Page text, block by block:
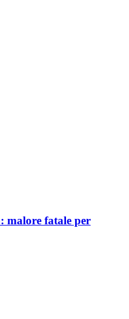
malore fatale per